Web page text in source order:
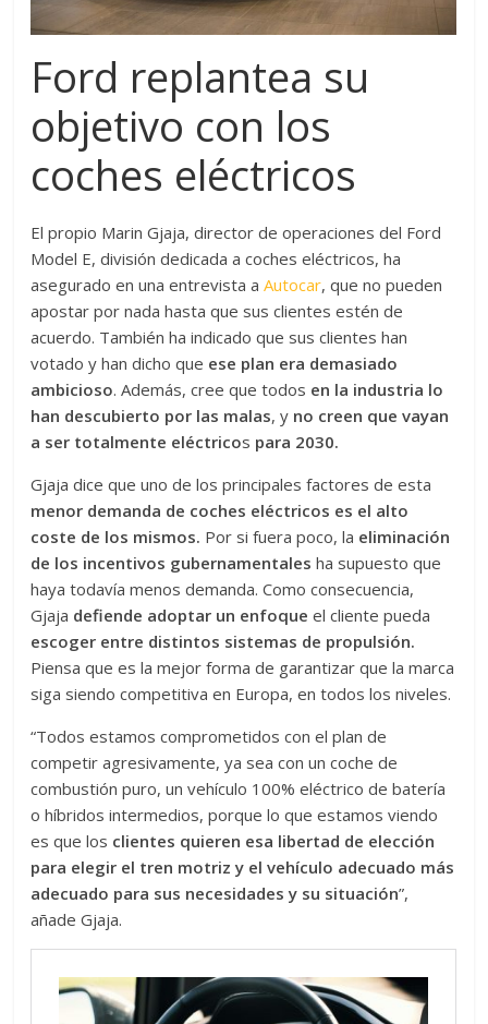
Ford replantea su
objetivo con los
coches eléctricos
El propio Marin Gjaja, director de operaciones del Ford
Model E, división dedicada a coches eléctricos, ha
asegurado en una entrevista aAutocar, que no pueden
apostar por nada hasta que sus clientes estén de
acuerdo. También ha indicado que sus clientes han
votado y han dicho que ese plan era demasiado
ambicioso. Además, cree que todos en la industria lo
han descubierto por las malas, y no creen que vayan
a ser totalmente eléctricos para 2030.
Gjaja dice que uno de los principales factores de esta
menor demanda de coches eléctricos es el alto
coste de los mismos. Por si fuera poco, la eliminación
de los incentivos gubernamentales ha supuesto que
haya todavía menos demanda. Como consecuencia,
Gjaja defiende adoptar un enfoqueel cliente pueda
escoger entre distintos sistemas de propulsión.
Piensa que es la mejor forma de garantizar que la marca
siga siendo competitiva en Europa, en todos los niveles.
“Todos estamos comprometidos con el plan de
competir agresivamente, ya sea con un coche de
combustión puro, un vehículo 100% eléctrico de batería
o híbridos intermedios, porque lo que estamos viendo
es que los clientes quieren esa libertad de elección
para elegir el tren motriz y el vehículo adecuado más
adecuado para sus necesidades y su situación”,
añade Gjaja.